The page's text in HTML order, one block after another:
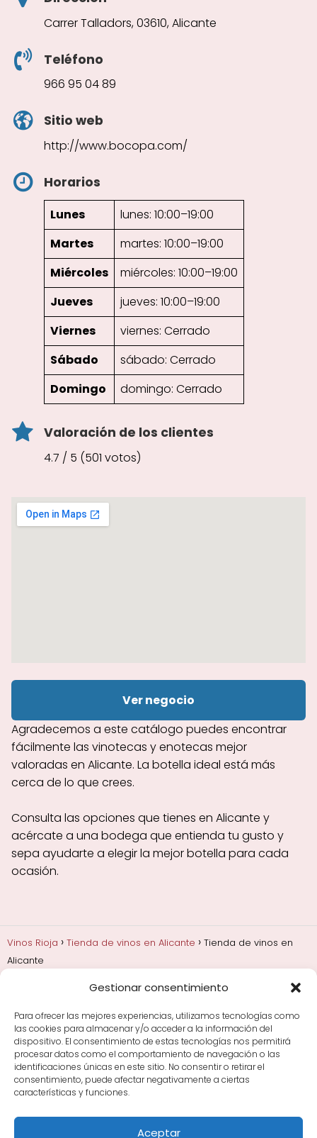
Gestionar consentimiento
Para ofrecer las mejores experiencias, utilizamos tecnologías como
las cookies para almacenar y/o acceder a la información del
dispositivo. El consentimiento de estas tecnologías nos permitirá
procesar datos como el comportamiento de navegación o las
identificaciones únicas en este sitio. No consentir o retirar el
consentimiento, puede afectar negativamente a ciertas
características y funciones.
Aceptar
Carrer Talladors, 03610, Alicante
Teléfono
966 95 04 89
Sitio web
http://www.bocopa.com/
Horarios
Lunes
lunes: 10:00–19:00
Martes
martes: 10:00–19:00
Miércoles
miércoles: 10:00–19:00
Jueves
jueves: 10:00–19:00
Viernes
viernes: Cerrado
Sábado
sábado: Cerrado
Domingo
domingo: Cerrado
Valoración de los clientes
4.7 / 5 (501 votos)
Ver negocio
Agradecemos a este catálogo puedes encontrar
fácilmente las vinotecas y enotecas mejor
valoradas en Alicante. La botella ideal está más
cerca de lo que crees.
Consulta las opciones que tienes en Alicante y
acércate a una bodega que entienda tu gusto y
sepa ayudarte a elegir la mejor botella para cada
ocasión.
Vinos Rioja Tienda de vinos en Alicante
Tienda de vinos en
Alicante
Añadas, crianza y guarda
Bodegas y marcas de
Comprar vino
Rioja y guías de regalo
Cultura del vino y
curiosidades
Enoturismo en Rioja
Maridajes y vino en la mesa
Tiendas de vino por
ciudades
Tipos de Rioja y clasificación
bodegas por área